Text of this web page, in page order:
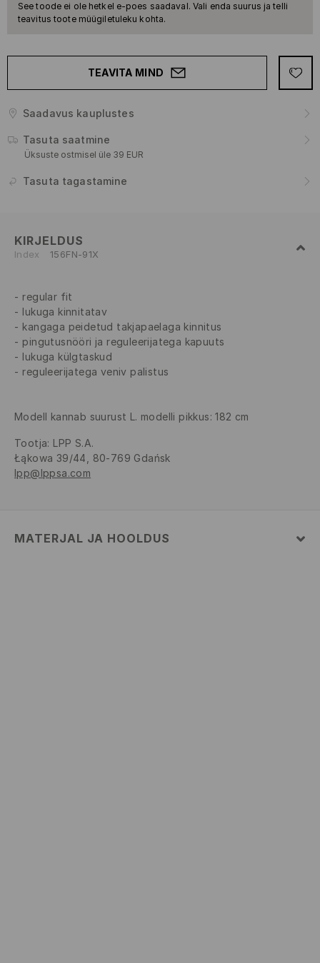
See toode ei ole hetkel e-poes saadaval. Vali enda suurus ja telli
teavitus toote müügiletuleku kohta.
TEAVITA MIND
Saadavus kauplustes
Tasuta saatmine
Üksuste ostmisel üle 39 EUR
Tasuta tagastamine
KIRJELDUS
Index 156FN-91X
regular fit
lukuga kinnitatav
kangaga peidetud takjapaelaga kinnitus
pingutusnööri ja reguleerijatega kapuuts
lukuga külgtaskud
reguleerijatega veniv palistus
Modell kannab suurust L. modelli pikkus: 182 cm
Tootja: LPP S.A.
Łąkowa 39/44, 80-769 Gdańsk
lpp@lppsa.com
MATERJAL JA HOOLDUS